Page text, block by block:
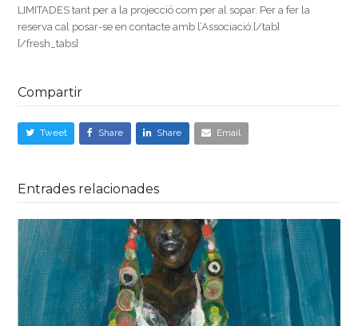
LIMITADES tant per a la projecció com per al sopar. Per a fer la
reserva cal posar-se en contacte amb l’Associació.[/tab]
[/fresh_tabs]
Compartir
Tweet Share Share Email
Entrades relacionades